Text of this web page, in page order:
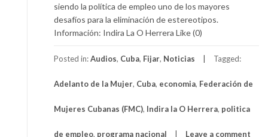
siendo la política de empleo uno de los mayores
desafíos para la eliminación de estereotipos.
Información: Indira La O Herrera Like (0)
Posted in:Audios, Cuba, Fijar, Noticias Tagged:
Adelanto de la Mujer, Cuba, economia, Federación de
Mujeres Cubanas (FMC), Indira la O Herrera, politica
de empleo, programa nacional Leave a comment